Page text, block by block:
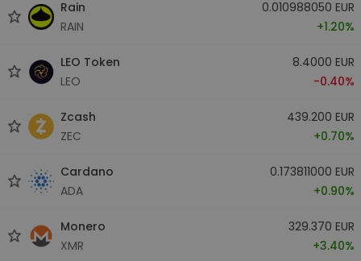
Rain
RAIN
0.010988050 EUR
+1.20%
LEO Token
LEO
8.4000 EUR
-0.40%
Zcash
ZEC
439.200 EUR
+0.70%
Cardano
ADA
0.173811000 EUR
+0.90%
Monero
XMR
329.370 EUR
+3.40%